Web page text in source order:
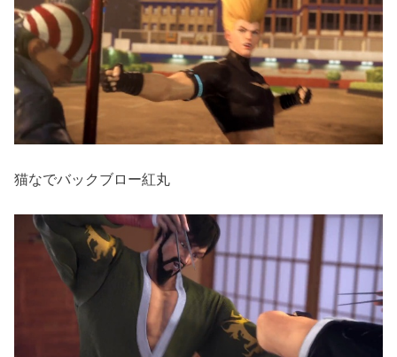
猫なでバックブロー紅丸